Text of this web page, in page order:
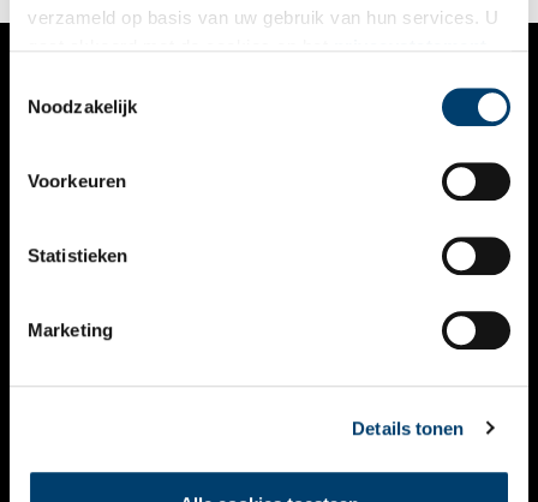
verzameld op basis van uw gebruik van hun services. U
Noodzakelijk
Voorkeuren
Statistieken
Marketing
Details tonen
VERHALEN
KALENDER
THEMA’S
VIDEO’S
CONTACT